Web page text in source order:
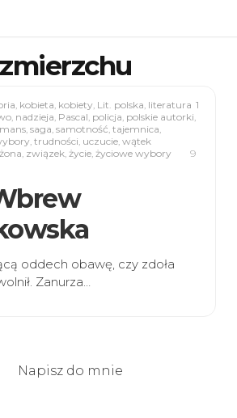
1
, kobieta, kobiety, Lit. polska, literatura
, nadzieja, Pascal, policja, polskie autorki,
, saga, samotność, tajemnica,
, trudności, uczucie, wątek
żona, związek, życie, życiowe wybory
9
oddech obawę, czy zdoła
Zanurza…
Napisz do mnie